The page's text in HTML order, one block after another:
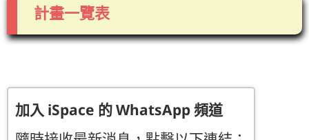
計畫一覽表
加入 iSpace 的 WhatsApp 頻道